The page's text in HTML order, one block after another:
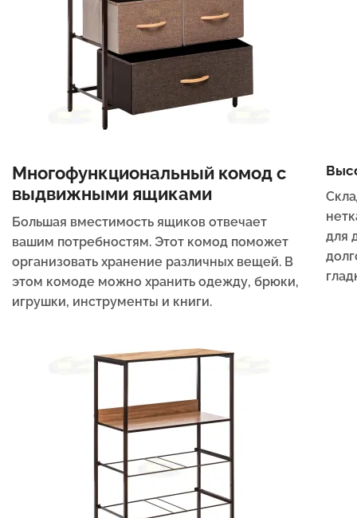
Многофункциональный комод с
выдвижными ящиками
Большая вместимость ящиков отвечает
вашим потребностям. Этот комод поможет
организовать хранение различных вещей. В
этом комоде можно хранить одежду, брюки,
игрушки, инструменты и книги.
для